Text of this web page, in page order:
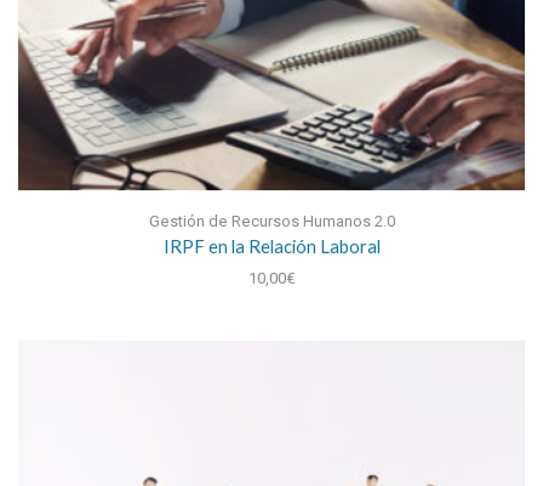
Gestión de Recursos Humanos 2.0
IRPF en la Relación Laboral
10,00€